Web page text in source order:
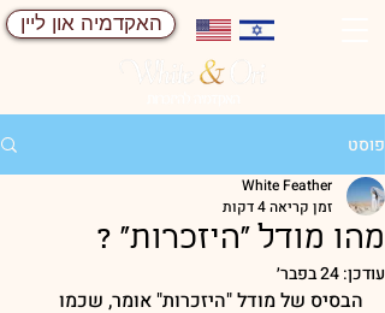
האקדמיה און ליין
פוסט
מהו מודל "היזכרות" ?
White Feather
זמן קריאה 4 דקות
עודכן:24 בפבר׳
הבסיס של מודל "היזכרות" אומר, שכמו